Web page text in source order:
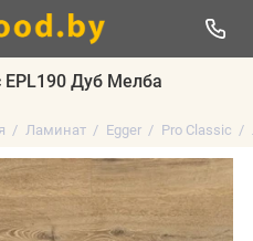
EPL190 Дуб Мелба
Ламинат Egger Pro Classic